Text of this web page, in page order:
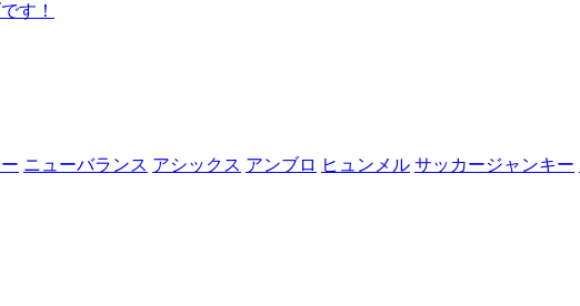
す！
ニューバランス アシックス アンブロ ヒュンメル サッカージャンキー